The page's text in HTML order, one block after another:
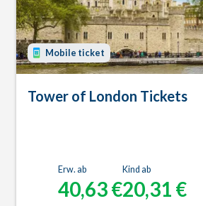
Mobile ticket
Tower of London Tickets
Erw. ab
40,63 €
Kind ab
20,31 €